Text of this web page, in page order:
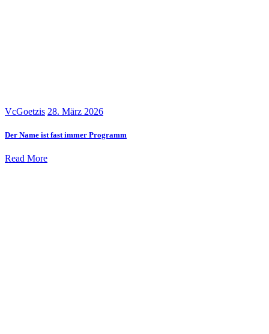
VcGoetzis 28. März 2026
Der Name ist fast immer Programm
Read More